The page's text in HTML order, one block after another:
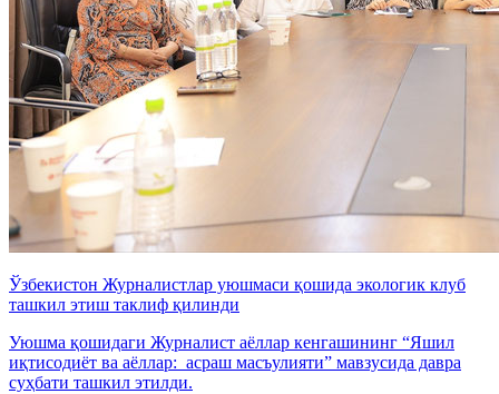
Ўзбекистон Журналистлар уюшмаси қошида экологик клуб
ташкил этиш таклиф қилинди
Уюшма қошидаги Журналист аёллар кенгашининг “Яшил
иқтисодиёт ва аёллар: асраш масъулияти” мавзусида давра
суҳбати ташкил этилди.